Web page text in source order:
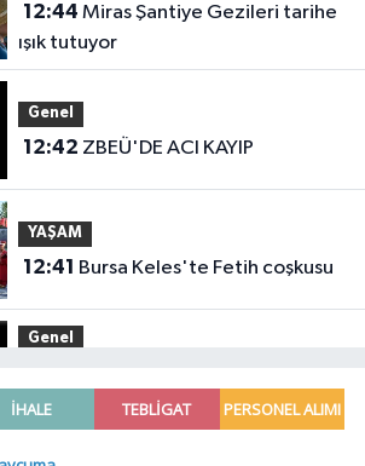
12:44
ışık tutuyor
Genel
12:42 ZBEÜ'DE ACI KAYIP
YAŞAM
12:41 Bursa Keles'te Fetih coşkusu
Genel
SERT AÇIKLAMA